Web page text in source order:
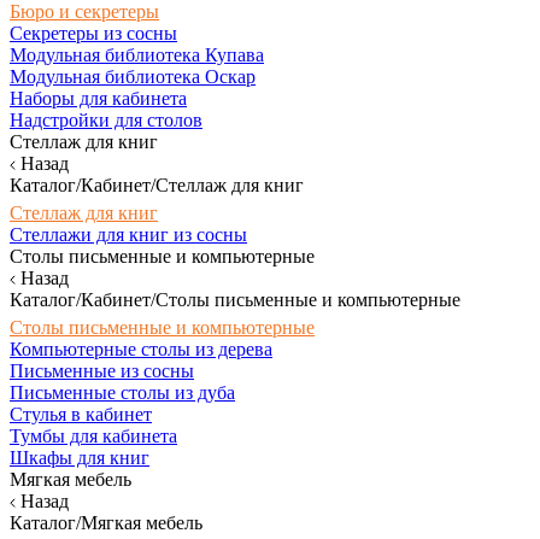
Бюро и секретеры
Секретеры из сосны
Модульная библиотека Купава
Модульная библиотека Оскар
Наборы для кабинета
Надстройки для столов
Стеллаж для книг
Назад
Каталог/Кабинет/Стеллаж для книг
Стеллаж для книг
Стеллажи для книг из сосны
Столы письменные и компьютерные
Назад
Каталог/Кабинет/Столы письменные и компьютерные
Столы письменные и компьютерные
Компьютерные столы из дерева
Письменные из сосны
Письменные столы из дуба
Стулья в кабинет
Тумбы для кабинета
Шкафы для книг
Мягкая мебель
Назад
Каталог/Мягкая мебель